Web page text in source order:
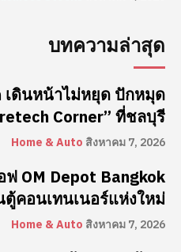
บทความล่าสุด
เดินหน้าไม่หยุด ปักหมุด
Corner” ที่ชลบุรี
Home & Auto สิงหาคม 7, 2026
ฟ OM Depot Bangkok
ตู้คอนเทนเนอร์แห่งใหม่
Home & Auto สิงหาคม 7, 2026